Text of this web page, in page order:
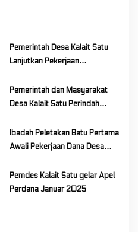
Pemerintah Desa Kalait Satu
Lanjutkan Pekerjaan
Pemerintah dan Masyarakat
Desa Kalait Satu Perindah
RI ke-80
Ibadah Peletakan Batu Pertama
Awali Pekerjaan Dana Desa
Pemdes Kalait Satu gelar Apel
Perdana Januar 2025